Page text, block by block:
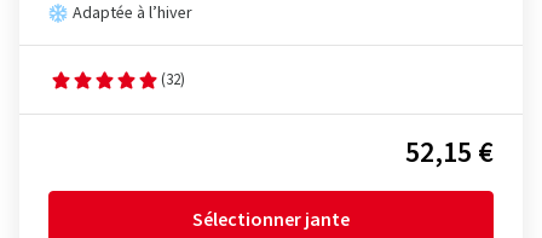
Adaptée à l’hiver
(32)
52,15 €
Sélectionner jante